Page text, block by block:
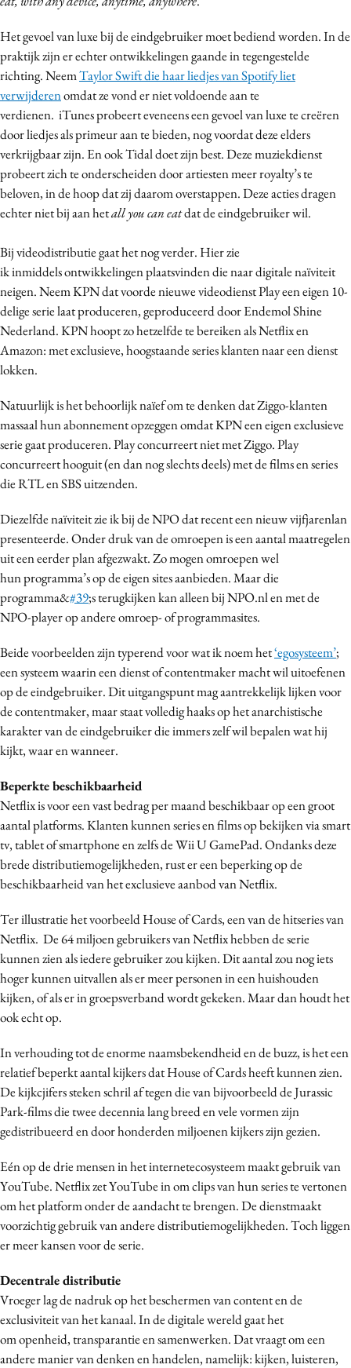
Het gevoel van luxe bij de eindgebruiker moet bediend worden. In de
praktijk zijn er echter ontwikkelingen gaande in tegengestelde
richting. NeemTaylor Swift die haar liedjes van Spotify liet
verwijderenomdat ze vond er niet voldoende aan te
verdienen. iTunes probeert eveneens een gevoel van luxe te creëren
door liedjes als primeur aan te bieden, nog voordat deze elders
verkrijgbaar zijn. En ook Tidal doet zijn best. Deze muziekdienst
probeert zich te onderscheiden door artiesten meer royalty’s te
beloven, in de hoop dat zij daarom overstappen. Deze acties dragen
echter niet bij aan hetall you can eatdat de eindgebruiker wil.
Bij videodistributie gaat het nog verder. Hier zie
ik inmiddels ontwikkelingen plaatsvinden die naar digitale naïviteit
neigen. Neem KPN dat voorde nieuwe videodienst Play een eigen 10-
delige serie laat produceren, geproduceerd door Endemol Shine
Nederland. KPN hoopt zo hetzelfde te bereiken als Netflix en
Amazon: met exclusieve, hoogstaande series klanten naar een dienst
lokken.
Natuurlijk is het behoorlijk naïef om te denken dat Ziggo-klanten
massaal hun abonnement opzeggen omdat KPN een eigen exclusieve
serie gaat produceren. Play concurreert niet met Ziggo. Play
concurreert hooguit (en dan nog slechts deels) met de films en series
die RTL en SBS uitzenden.
Diezelfde naïviteit zie ik bij de NPO dat recent een nieuw vijfjarenlan
presenteerde. Onder druk van de omroepen is een aantal maatregelen
uit een eerder plan afgezwakt. Zo mogen omroepen wel
hun programma’s op de eigen sites aanbieden. Maar die
programma&#39;s terugkijken kan alleen bij NPO.nl en met de
NPO-player op andere omroep- of programmasites.
Beide voorbeelden zijn typerend voor wat ik noem het‘egosysteem’;
een systeem waarin een dienst of contentmaker macht wil uitoefenen
op de eindgebruiker. Dit uitgangspunt mag aantrekkelijk lijken voor
de contentmaker, maar staat volledig haaks op het anarchistische
karakter van de eindgebruiker die immers zelf wil bepalen wat hij
kijkt, waar en wanneer.
Beperkte beschikbaarheid
Netflix is voor een vast bedrag per maand beschikbaar op een groot
aantal platforms. Klanten kunnen series en films op bekijken via smart
tv, tablet of smartphone en zelfs de Wii U GamePad. Ondanks deze
brede distributiemogelijkheden, rust er een beperking op de
beschikbaarheid van het exclusieve aanbod van Netflix.
Ter illustratie het voorbeeld House of Cards, een van de hitseries van
Netflix. De 64 miljoen gebruikers van Netflix hebben de serie
kunnen zien als iedere gebruiker zou kijken. Dit aantal zou nog iets
hoger kunnen uitvallen als er meer personen in een huishouden
kijken, of als er in groepsverband wordt gekeken. Maar dan houdt het
ook echt op.
In verhouding tot de enorme naamsbekendheid en de buzz, is het een
relatief beperkt aantal kijkers dat House of Cards heeft kunnen zien.
De kijkcjifers steken schril af tegen die van bijvoorbeeld de Jurassic
Park-films die twee decennia lang breed en vele vormen zijn
gedistribueerd en door honderden miljoenen kijkers zijn gezien.
Eén op de drie mensen in het internetecosysteem maakt gebruik van
YouTube. Netflix zet YouTube in om clips van hun series te vertonen
om het platform onder de aandacht te brengen. De dienstmaakt
voorzichtig gebruik van andere distributiemogelijkheden. Toch liggen
er meer kansen voor de serie.
Decentrale distributie
Vroeger lag de nadruk op het beschermen van content en de
exclusiviteit van het kanaal. In de digitale wereld gaat het
om openheid, transparantie en samenwerken. Dat vraagt om een
andere manier van denken en handelen, namelijk: kijken, luisteren,